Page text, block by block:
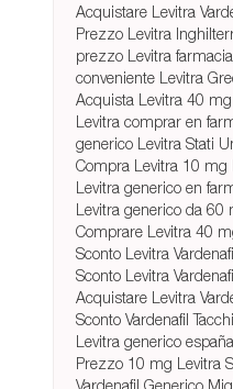
Acquistare Levitra
Prezzo Levitra
prezzo Levitra farmacia
conveniente Levitra
Acquista Levitra 40
Levitra comprar en
generico Levitra Stati
Compra Levitra 10 mg
Levitra generico en
Levitra generico da 60
Comprare Levitra 40
Sconto Levitra
Sconto Levitra
Acquistare Levitra
Sconto Vardenafil
Levitra generico
Prezzo 10 mg Levitra
Vardenafil Generico